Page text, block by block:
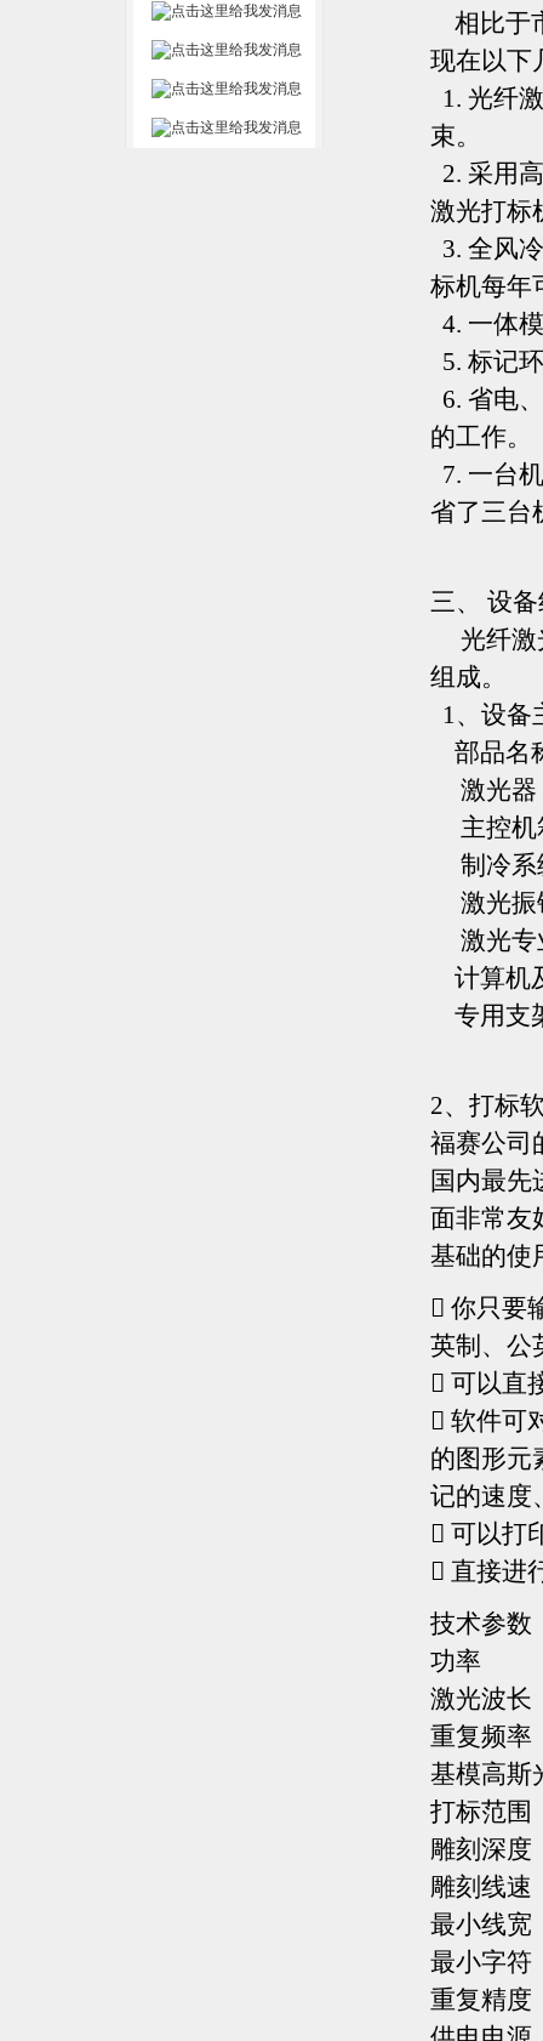
相比于
现在以下
1. 光纤
束。
2. 采用
激光打标
3. 全风
标机每年
4. 一体
5. 标记
6. 省电
的工作。
7. 一台
省了三台
三、 设
光纤激
组成。
1、设备
部品
激光
主控
制冷
激光振
激光专
计算机
专用
2、打标
福赛公司
国内最先
面非常友
基础的使
 你只要
英制、公
 可以直
 软件可
的图形元
记的速度
 可以打
 直接进
技术参数
功
激光波
重复
基模高
打标范
雕刻
雕刻线
最小
最小
重复